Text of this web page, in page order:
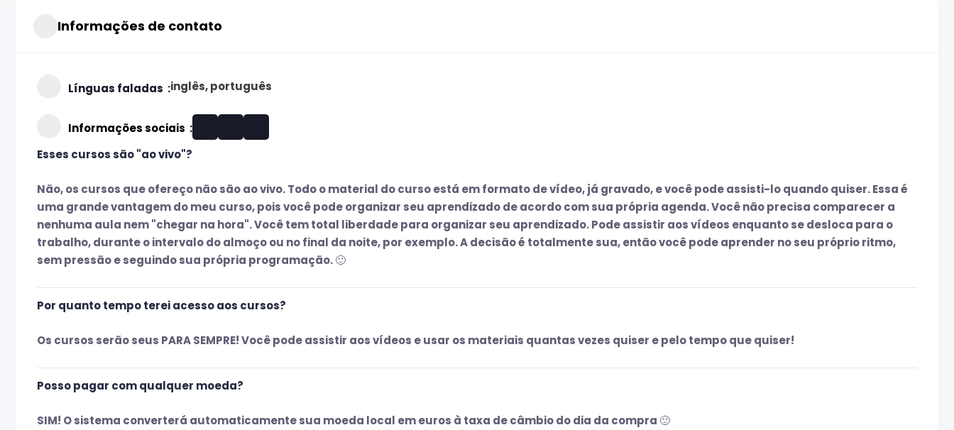
Informações de contato
Línguas faladas inglês, português
Informações sociais
Esses cursos são "ao vivo"?
Não, os cursos que ofereço não são ao vivo. Todo o material do curso está em formato de vídeo, já gravado, e você pode assisti-lo quando quiser. Essa é
uma grande vantagem do meu curso, pois você pode organizar seu aprendizado de acordo com sua própria agenda. Você não precisa comparecer a
nenhuma aula nem "chegar na hora". Você tem total liberdade para organizar seu aprendizado. Pode assistir aos vídeos enquanto se desloca para o
trabalho, durante o intervalo do almoço ou no final da noite, por exemplo. A decisão é totalmente sua, então você pode aprender no seu próprio ritmo,
sem pressão e seguindo sua própria programação. 🙂
Por quanto tempo terei acesso aos cursos?
Os cursos serão seus PARA SEMPRE! Você pode assistir aos vídeos e usar os materiais quantas vezes quiser e pelo tempo que quiser!
Posso pagar com qualquer moeda?
SIM! O sistema converterá automaticamente sua moeda local em euros à taxa de câmbio do dia da compra 🙂